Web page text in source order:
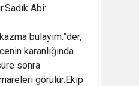
Abi:
bulayım.”der,
karanlığında
sonra
görülür.Ekip